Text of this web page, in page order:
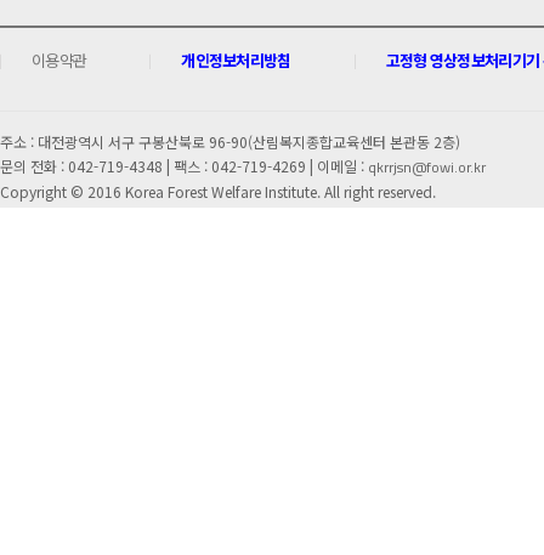
이용약관 개인정보처리방침 고정형 영상정보처리기기
주소 : 대전광역시 서구 구봉산북로 96-90(산림복지종합교육센터 본관동 2층)
문의 전화 : 042-719-4348 | 팩스 : 042-719-4269 | 이메일 : qkrrjsn@fowi.or.kr
Copyright © 2016 Korea Forest Welfare Institute. All right reserved.